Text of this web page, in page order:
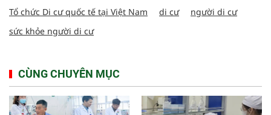
Tổ chức Di cư quốc tế tại Việt Nam
di cư
người di cư
sức khỏe người di cư
CÙNG CHUYÊN MỤC